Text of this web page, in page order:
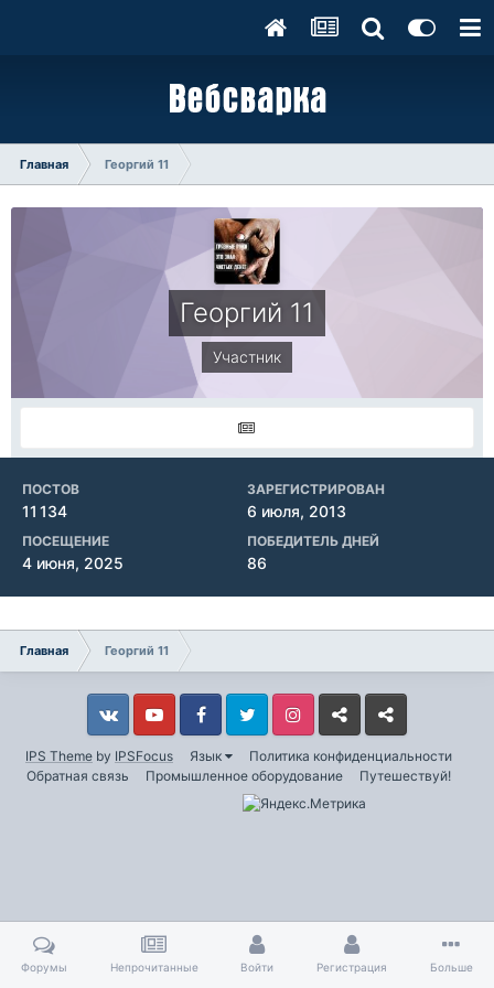
Главная Георгий 11
Георгий 11
Участник
ПОСТОВ
11 134
ЗАРЕГИСТРИРОВАН
6 июля, 2013
ПОСЕЩЕНИЕ
4 июня, 2025
ПОБЕДИТЕЛЬ ДНЕЙ
86
Главная Георгий 11
IPS Theme by IPSFocus Язык
Политика конфиденциальности
Обратная связь
Промышленное оборудование Путешествуй!
VkontakteYouTube FacebookTwitter InstagramLivejournalOdnoklassniki
Форумы Непрочитанные Войти Регистрация Больше